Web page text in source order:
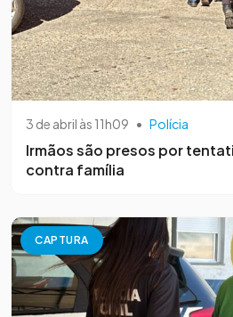
3 de abril às 11h09 • Polícia
Irmãos são presos por
contra família
CAPTURA